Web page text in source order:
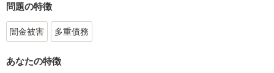
問題の特徴
闇金被害 多重債務
あなたの特徴